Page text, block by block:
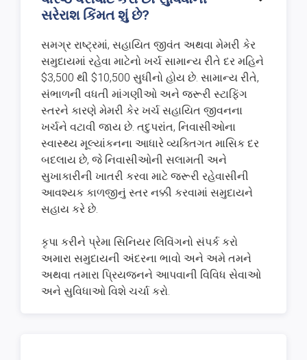
સરેરાશ કિંમત શું છે?
સમગ્ર રાષ્ટ્રમાં, સહાયિત જીવંત અથવા મેમરી કેર
સમુદાયમાં રહેવા માટેનો ખર્ચ સામાન્ય રીતે દર મહિને
$3,500 થી $10,500 સુધીનો હોય છે. સામાન્ય રીતે,
સંભાળની વધતી માંગણીઓ અને જરૂરી સ્ટાફિંગ
સ્તરને કારણે મેમરી કેર ખર્ચ સહાયિત જીવનના
ખર્ચને વટાવી જાય છે. તદુપરાંત, નિવાસીઓના
સ્વાસ્થ્ય મૂલ્યાંકનના આધારે વ્યક્તિગત માસિક દર
બદલાય છે, જે નિવાસીઓની સલામતી અને
સુખાકારીની ખાતરી કરવા માટે જરૂરી રહેવાસીની
આવશ્યક કાળજીનું સ્તર નક્કી કરવામાં સમુદાયને
સહાય કરે છે.
કૃપા કરીને પ્રેમા સિનિયર લિવિંગનો સંપર્ક કરો
અમારા સમુદાયની અંદરના ભાવો અને અમે તમને
અથવા તમારા પ્રિયજનને આપવાની વિવિધ સેવાઓ
અને સુવિધાઓ વિશે ચર્ચા કરો.